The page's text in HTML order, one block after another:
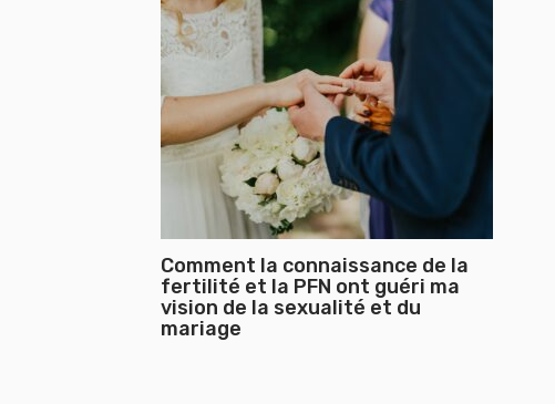
Comment la connaissance de la
fertilité et la PFN ont guéri ma
vision de la sexualité et du
mariage